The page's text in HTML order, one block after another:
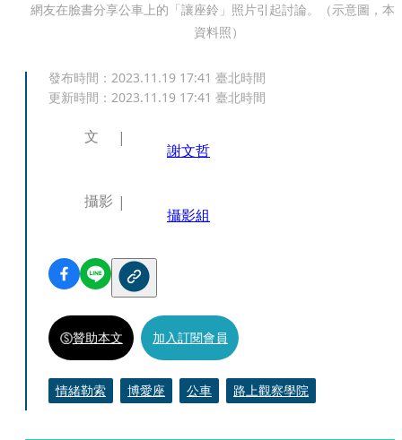
網友在臉書分享公車上的「讓座鈴」照片引起討論。（示意圖，本
資料照）
發布時間： 2023.11.19 17:41 臺北時間
更新時間： 2023.11.19 17:41 臺北時間
文
謝文哲
攝影
攝影組
贊助本文 加入訂閱會員
情緒勒索 博愛座 公車 路上觀察學院